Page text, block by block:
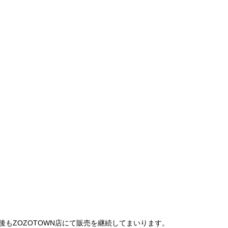
ZOZOTOWN店にて販売を継続してまいります。